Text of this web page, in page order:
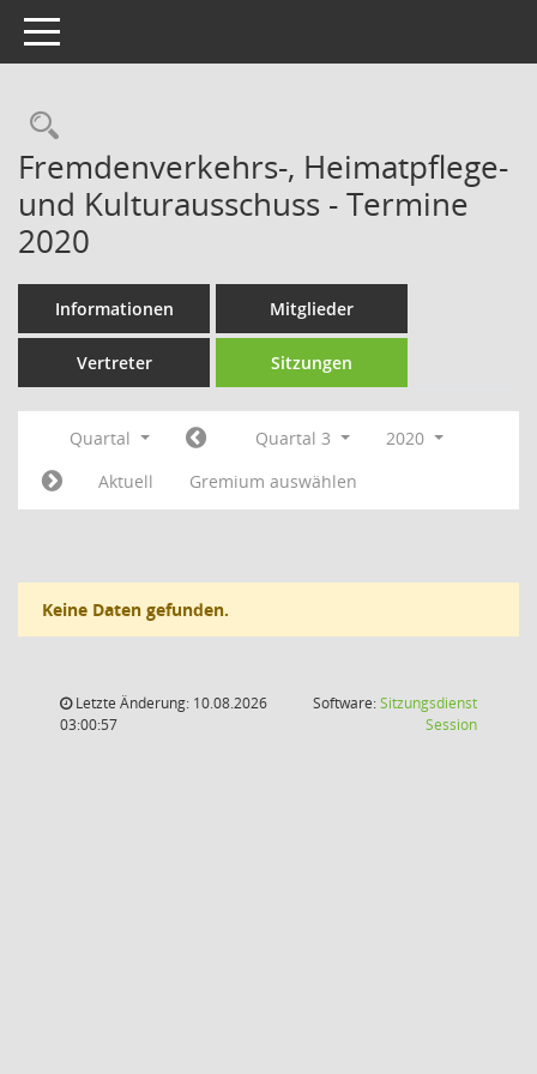
Toggle navigation
Rechercheauswahl
Fremdenverkehrs-, Heimatpflege-
und Kulturausschuss - Termine
2020
Informationen Mitglieder
Vertreter Sitzungen
Quartal Quartal 3
2020
Aktuell
Gremium auswählen
Keine Daten gefunden.
Letzte Änderung: 10.08.2026
03:00:57
Software:Sitzungsdienst
Session(Wird in